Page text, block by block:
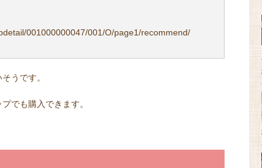
001000000047/001/O/page1/recommend/
うです。
でも購入できます。